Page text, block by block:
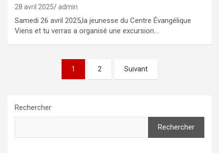
28 avril 2025 admin
Samedi 26 avril 2025,la jeunesse du Centre Évangélique
Viens et tu verras a organisé une excursion…
1 2 Suivant
Rechercher
Rechercher